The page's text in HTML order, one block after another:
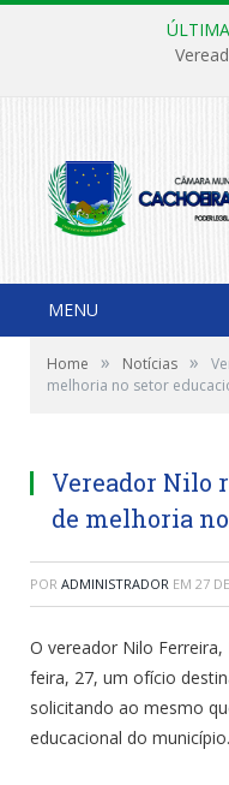
MENU
Home » Notícias »
melhoria no setor
Vereador Nilo
de melhoria
POR ADMINISTRADOR EM 27
O vereador Nilo
feira, 27, um ofício
solicitando ao mesmo
educacional do município.